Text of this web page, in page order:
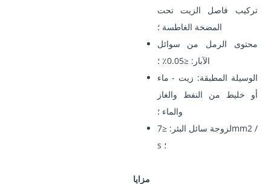
تركيب فاصل الزيت تحت
المضخة الغاطسة ؛
محتوى الرمل من سوائل
الآبار: ≤0.05٪ ؛
الوسيلة المطبقة: زيت - ماء
أو خليط من النفط والغاز
والماء ؛
لزوجة سائل البئر: ≤7mm2 /
s ؛
مزايا